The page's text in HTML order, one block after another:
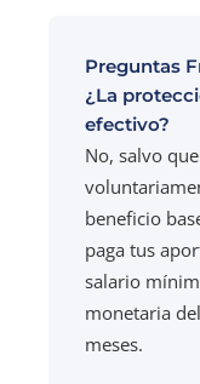
Preguntas
¿La
efectivo?
No, salvo
beneficio
paga tus
salario
monetaria
meses.